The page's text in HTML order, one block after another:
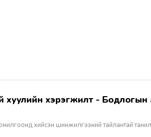
хийсэн шинжилгээний тайлантай